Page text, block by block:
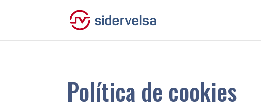
Política de cookies